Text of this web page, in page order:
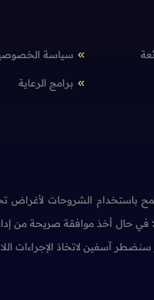
سياسة
برامج الرعاية
الشروحات لأغراض
في حال أخذ موافقة صريحة من